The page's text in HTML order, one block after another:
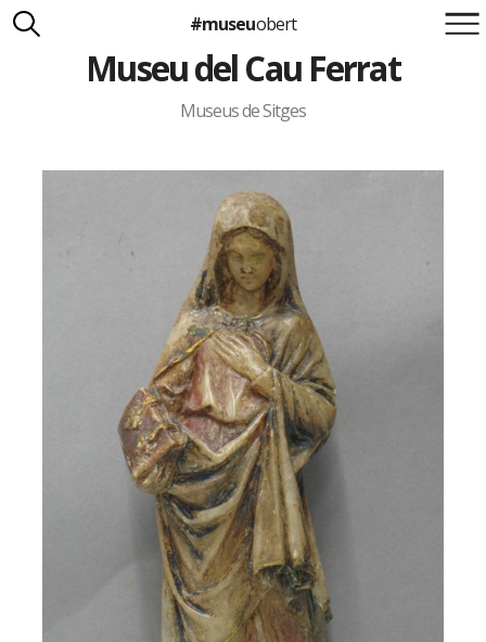
Suma't a la iniciativa
Carlota Royo
Francesca Barcellona
#museuobert
Museu del Cau Ferrat
Museus de Sitges